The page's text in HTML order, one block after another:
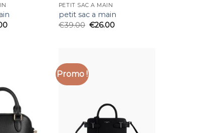
PETIT SAC A MAIN
petit sac a main
€39.00 €26.00
Promo !